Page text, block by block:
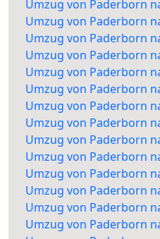
Umzug von Paderborn
Umzug von Paderborn
Umzug von Paderborn
Umzug von Paderborn
Umzug von Paderborn
Umzug von Paderborn
Umzug von Paderborn
Umzug von Paderborn
Umzug von Paderborn
Umzug von Paderborn
Umzug von Paderborn
Umzug von Paderborn
Umzug von Paderborn
Umzug von Paderborn